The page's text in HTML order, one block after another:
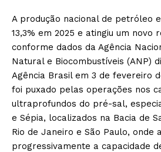
A produção nacional de petróleo
13,3% em 2025 e atingiu um novo
conforme dados da Agência
Natural e Biocombustíveis (ANP)
Agência Brasil em 3 de fevereiro
foi puxado pelas operações nos
ultraprofundos do pré-sal,
e Sépia, localizados na Bacia de
Rio de Janeiro e São Paulo, onde
progressivamente a capacidade